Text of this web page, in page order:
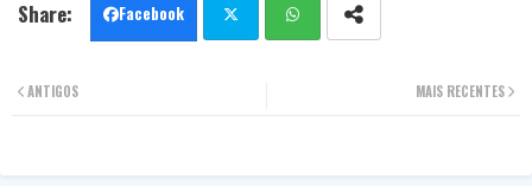
Facebook
MAIS RECENTES
ANTIGOS